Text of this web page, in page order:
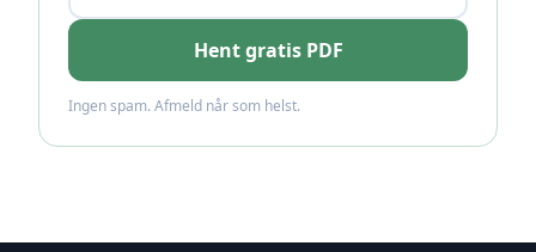
Hent gratis PDF
Ingen spam. Afmeld når som helst.